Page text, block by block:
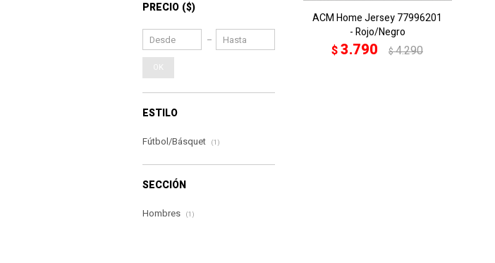
ACM Home Jersey 77996201
- Rojo/Negro
$3.790 $4.290
PRECIO ($)
OK
ESTILO
Fútbol/Básquet (1)
SECCIÓN
Hombres (1)